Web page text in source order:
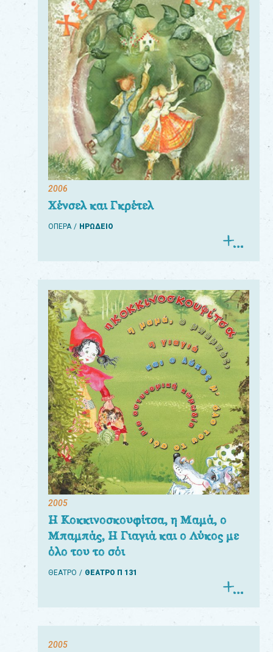
2006
Χένσελ και Γκρέτελ
ΟΠΕΡΑ ΗΡΩΔΕΙΟ
2005
Η Κοκκινοσκουφίτσα, η Μαμά, ο
Μπαμπάς, Η Γιαγιά και ο Λύκος με
όλο του το σόι
ΘΕΑΤΡΟ ΘΕΑΤΡΟ Π 131
2005